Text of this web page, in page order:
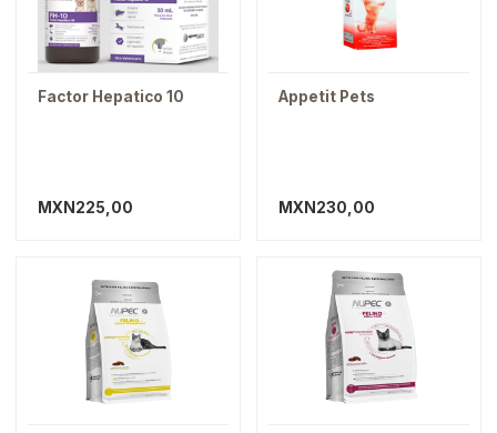
Factor Hepatico 10
MXN225,00
Appetit Pets
MXN230,00